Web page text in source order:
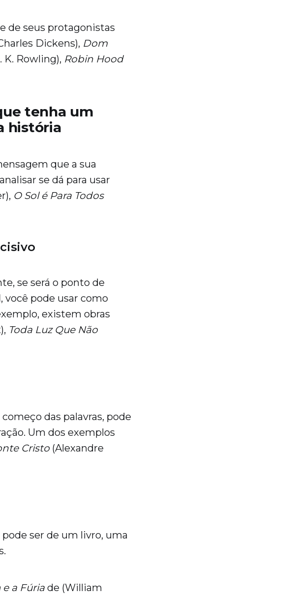
de seus protagonistas
Dickens), Dom
K. Rowling), Robin Hood
tenha um
história
que a sua
se dá para usar
O Sol é Para Todos
se será o ponto de
você pode usar como
existem obras
Toda Luz Que Não
das palavras, pode
Um dos exemplos
Cristo (Alexandre
ser de um livro, uma
e a Fúria de (William